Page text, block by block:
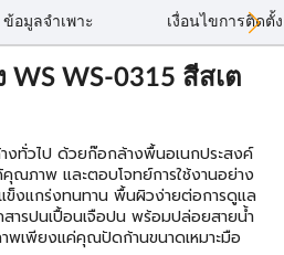
ข้อมูลจำเพาะ เงื่อนไขการติดตั้ง
WS-0315 สีสเต
งทั่วไป ด้วยก๊อกล้างพื้นอเนกประสงค์
ณภาพ และตอบโจทย์การใช้งานอย่าง
ข็งแกร่งทนทาน พื้นผิวง่ายต่อการดูแล
ารปนเปื้อนเจือปน พร้อมปล่อยสายน้ำ
าพเพียงแค่คุณปัดก้านขนาดเหมาะมือ